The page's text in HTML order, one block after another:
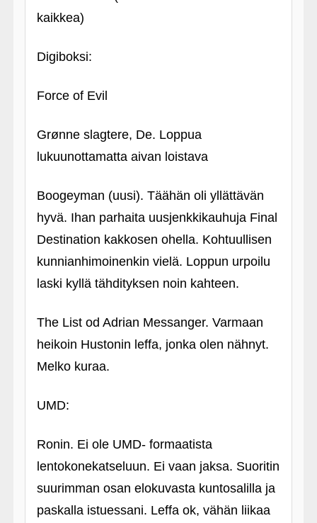
kaikkea)
Digiboksi:
Force of Evil
Grønne slagtere, De. Loppua
lukuunottamatta aivan loistava
Boogeyman (uusi). Täähän oli yllättävän
hyvä. Ihan parhaita uusjenkkikauhuja Final
Destination kakkosen ohella. Kohtuullisen
kunnianhimoinenkin vielä. Loppun urpoilu
laski kyllä tähdityksen noin kahteen.
The List od Adrian Messanger. Varmaan
heikoin Hustonin leffa, jonka olen nähnyt.
Melko kuraa.
UMD:
Ronin. Ei ole UMD- formaatista
lentokonekatseluun. Ei vaan jaksa. Suoritin
suurimman osan elokuvasta kuntosalilla ja
paskalla istuessani. Leffa ok, vähän liikaa